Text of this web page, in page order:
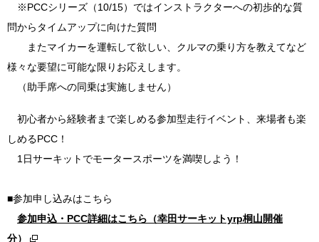
※PCCシリーズ（10/15）ではインストラクターへの初歩的な質
問からタイムアップに向けた質問
またマイカーを運転して欲しい、クルマの乗り方を教えてなど
様々な要望に可能な限りお応えします。
（助手席への同乗は実施しません）
初心者から経験者まで楽しめる参加型走行イベント、来場者も楽
しめるPCC！
1日サーキットでモータースポーツを満喫しよう！
■参加申し込みはこちら
参加申込・PCC詳細はこちら（幸田サーキットyrp桐山開催
分）